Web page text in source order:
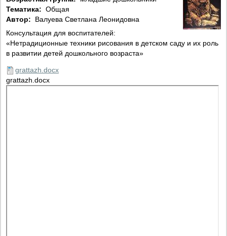
Тематика: Общая
Автор:
Валуева Светлана Леонидовна
Консультация для воспитателей:
«Нетрадиционные техники рисования в детском саду и их роль
в развитии детей дошкольного возраста»
grattazh.docx
grattazh.docx